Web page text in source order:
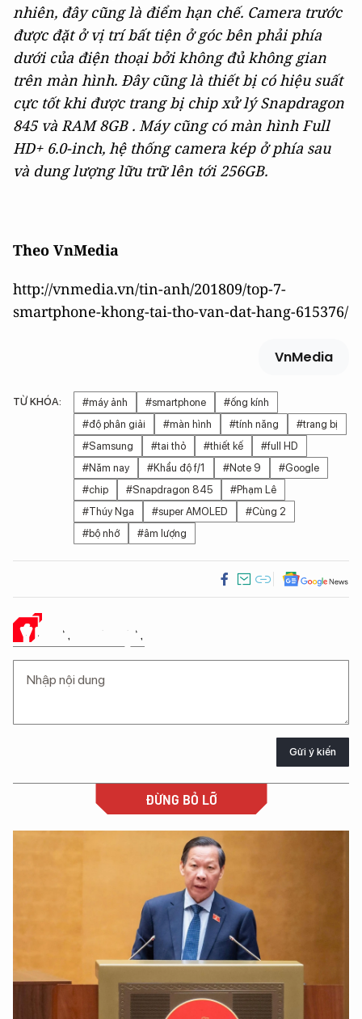
nhiên, đây cũng là điểm hạn chế. Camera trước
được đặt ở vị trí bất tiện ở góc bên phải phía
dưới của điện thoại bởi không đủ không gian
trên màn hình. Đây cũng là thiết bị có hiệu suất
cực tốt khi được trang bị chip xử lý Snapdragon
845 và RAM 8GB . Máy cũng có màn hình Full
HD+ 6.0-inch, hệ thống camera kép ở phía sau
và dung lượng lữu trữ lên tới 256GB.
Theo VnMedia
http://vnmedia.vn/tin-anh/201809/top-7-
smartphone-khong-tai-tho-van-dat-hang-615376/
VnMedia
TỪ KHÓA: #máy ảnh #smartphone
#ống kính
#độ phân giải
#màn hình #tính năng
#trang bị
#Samsung
#tai thỏ #thiết kế
#full HD
#Năm nay
#Khẩu độ f/1 #Note 9
#Google
#chip
#Snapdragon 845
#Phạm Lê
#Thúy Nga
#super AMOLED
#Cùng 2
#bộ nhớ
#âm lượng
Ý KIẾN CỦA BẠN
Gửi ý kiến
ĐỪNG BỎ LỠ